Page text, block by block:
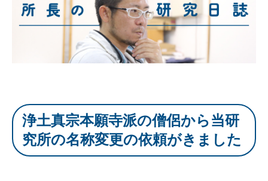
催し事
連絡する
浄土真宗本願寺派の僧侶から当研
究所の名称変更の依頼がきました